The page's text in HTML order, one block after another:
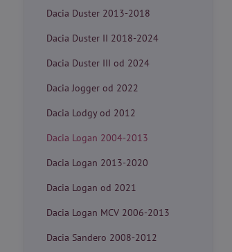
Dacia Duster 2013-2018
Dacia Duster II 2018-2024
Dacia Duster III od 2024
Dacia Jogger od 2022
Dacia Lodgy od 2012
Dacia Logan 2004-2013
Dacia Logan 2013-2020
Dacia Logan od 2021
Dacia Logan MCV 2006-2013
Dacia Sandero 2008-2012